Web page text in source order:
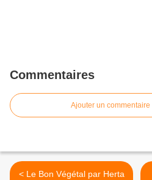
Commentaires
Ajouter un commentaire
< Le Bon Végétal par Herta